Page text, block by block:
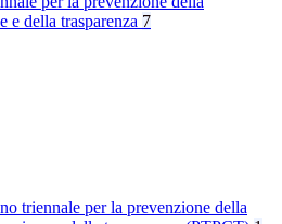
e della trasparenza 7
triennale per la prevenzione della